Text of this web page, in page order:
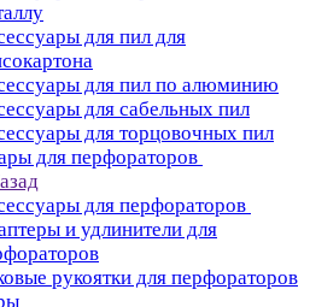
для пил для
для пил по алюминию
для сабельных пил
для торцовочных пил
для перфораторов
для перфораторов
и удлинители для
рукоятки для перфораторов